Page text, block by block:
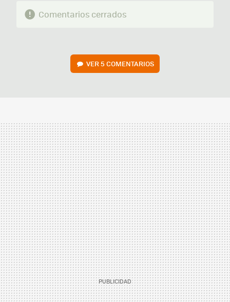
Comentarios cerrados
VER 5 COMENTARIOS